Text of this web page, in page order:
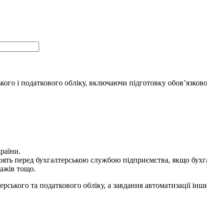
і податкового обліку, включаючи підготовку
перед бухгалтерською службою підприємства, якщо
тощо.
та податкового обліку, а завдання автоматизації